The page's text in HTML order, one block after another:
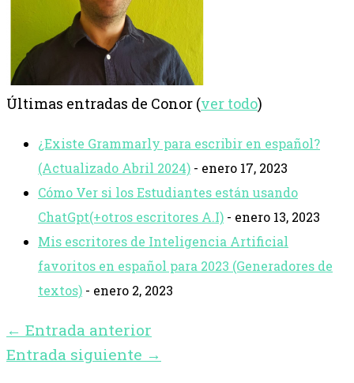
Últimas entradas de Conor (ver todo)
¿Existe Grammarly para escribir en español?
(Actualizado Abril 2024) - enero 17, 2023
Cómo Ver si los Estudiantes están usando
ChatGpt(+otros escritores A.I) - enero 13, 2023
Mis escritores de Inteligencia Artificial
favoritos en español para 2023 (Generadores de
textos) - enero 2, 2023
← Entrada anterior
Entrada siguiente →